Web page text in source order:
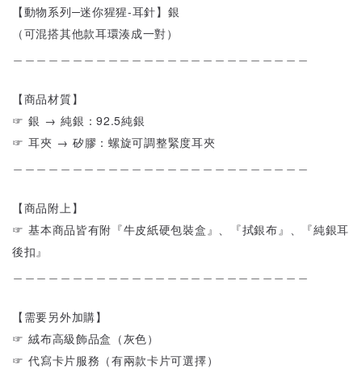
【動物系列─迷你猩猩-耳針】銀
（可混搭其他款耳環湊成一對）
【商品材質】
☞ 銀 → 純銀：92.5純銀
☞ 耳夾 → 矽膠：螺旋可調整緊度耳夾
【商品附上】
☞ 基本商品皆有附『牛皮紙硬包裝盒』、『拭銀布』、『純銀耳
後扣』
【需要另外加購】
☞ 絨布高級飾品盒（灰色）
☞ 代寫卡片服務（有兩款卡片可選擇）